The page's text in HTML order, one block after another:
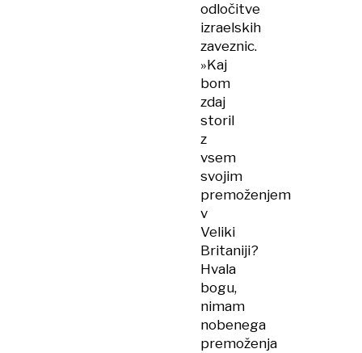
odločitve
izraelskih
zaveznic.
»Kaj
bom
zdaj
storil
z
vsem
svojim
premoženjem
v
Veliki
Britaniji?
Hvala
bogu,
nimam
nobenega
premoženja